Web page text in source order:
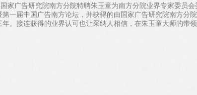
家广告研究院南方分院特聘朱玉童为南方分院业界专家委员
一届中国广告南方论坛，并获得的由国家广告研究院南方分
。接连获得的业界认可也让采纳人相信，在朱玉童大师的带